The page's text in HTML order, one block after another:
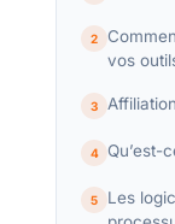
2
vos
3
4 Qu’est-
5
Les